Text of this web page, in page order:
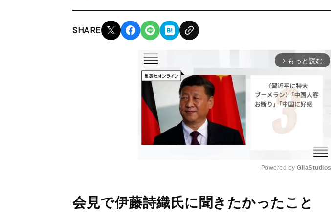
SHARE
arrow_forward_ios もっと読む
M
u
Powered by GliaStudios
会見で伊藤詩織氏に聞きたかったこと